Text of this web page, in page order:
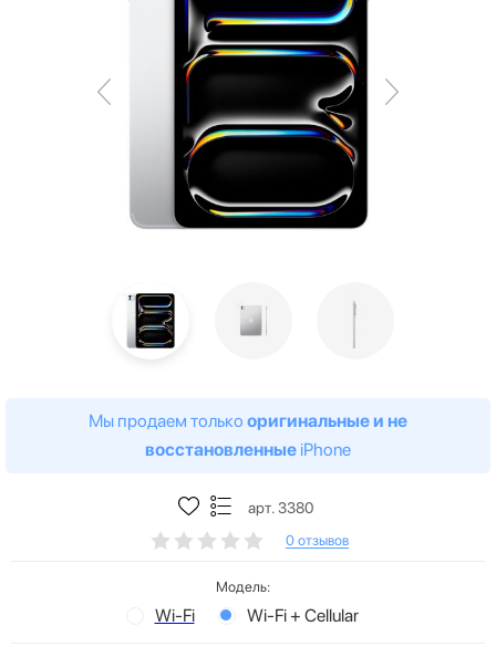
Мы продаем только оригинальные и не
восстановленные iPhone
арт. 3380
0 отзывов
Модель:
Wi-Fi Wi-Fi + Cellular